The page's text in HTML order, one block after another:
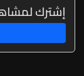
إشترك